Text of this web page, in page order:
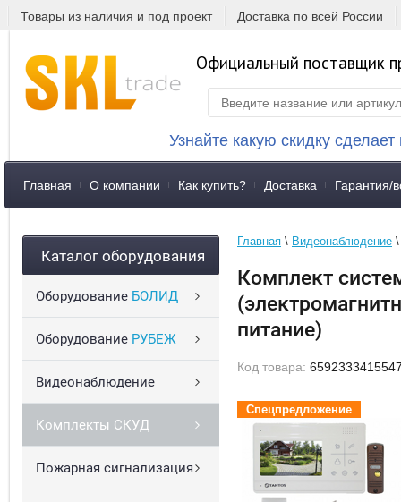
Товары из наличия и под проект Доставка по всей России
Официальный поставщик
Узнайте какую скидку
Главная О компании Как купить? Доставка Гарантия/
Каталог оборудования
Оборудование БОЛИД
Оборудование РУБЕЖ
Видеонаблюдение
Комплекты СКУД
Пожарная сигнализация
Главная \ Видеонаблюдение
Комплект
питание)
Код товара:
Спецпредложение
Спецпредложение